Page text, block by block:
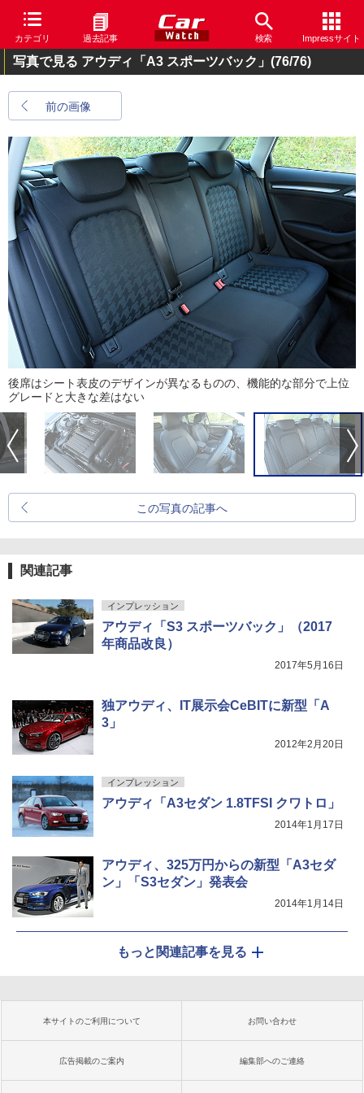
カテゴリ 過去記事 検索 Impressサイト
写真で見る アウディ「A3 スポーツバック」 (76/76)
前の画像
後席はシート表皮のデザインが異なるものの、機能的な部分で上位
グレードと大きな差はない
この写真の記事へ
関連記事
インプレッション
アウディ「S3 スポーツバック」（2017
年商品改良）
2017年5月16日
独アウディ、IT展示会CeBITに新型「A
3」
2012年2月20日
インプレッション
アウディ「A3セダン 1.8TFSI クワトロ」
2014年1月17日
アウディ、325万円からの新型「A3セダ
ン」「S3セダン」発表会
2014年1月14日
もっと関連記事を見る
本サイトのご利用について お問い合わせ
広告掲載のご案内 編集部へのご連絡